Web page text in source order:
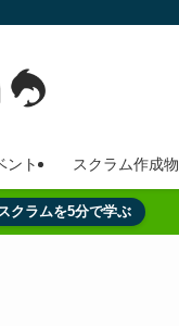
ント スクラム作成物
クラムを5分で学ぶ